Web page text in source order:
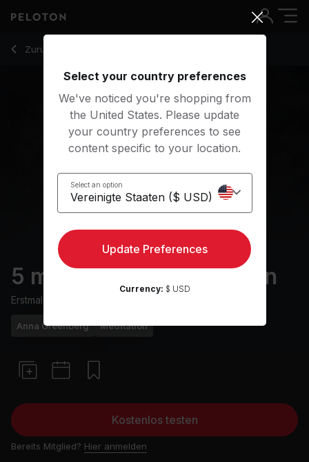
Zurück zu Meditationskurse
Zurück
5 min Relaxing Meditation
Erstmals ausgestrahlt am
Anna Greenberg Meditation
Kostenlos testen
Bereits Mitglied? Hier anmelden
5 Min Relaxing Meditation with Soundtracks - Anna
Select your country preferences
We've noticed you're shopping from
the United States. Please update
your country preferences to see
content specific to your location.
Select an option
Update Preferences
Currency: $ USD